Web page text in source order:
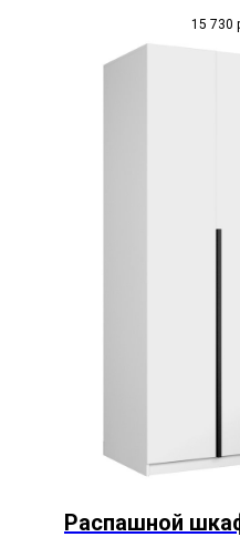
15 730
Распашной